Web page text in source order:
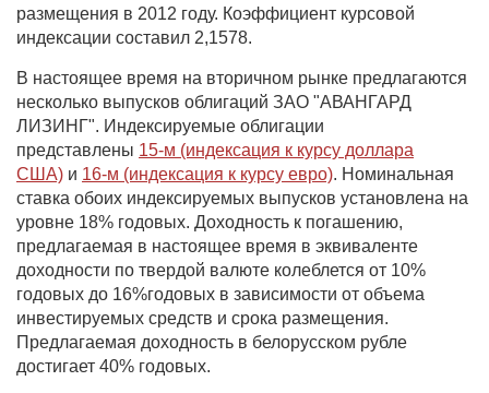
размещения в 2012 году. Коэффициент курсовой
индексации составил 2,1578.
В настоящее время на вторичном рынке предлагаются
несколько выпусков облигаций ЗАО "АВАНГАРД
ЛИЗИНГ". Индексируемые облигации
представлены 15-м (индексация к курсу доллара
США) и 16-м (индексация к курсу евро). Номинальная
ставка обоих индексируемых выпусков установлена на
уровне 18% годовых. Доходность к погашению,
предлагаемая в настоящее время в эквиваленте
доходности по твердой валюте колеблется от 10%
годовых до 16%годовых в зависимости от объема
инвестируемых средств и срока размещения.
Предлагаемая доходность в белорусском рубле
достигает 40% годовых.